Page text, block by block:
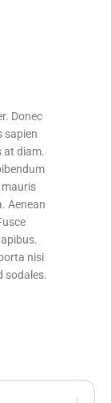
Donec
sapien
at diam.
Aenean
nisi
sodales.